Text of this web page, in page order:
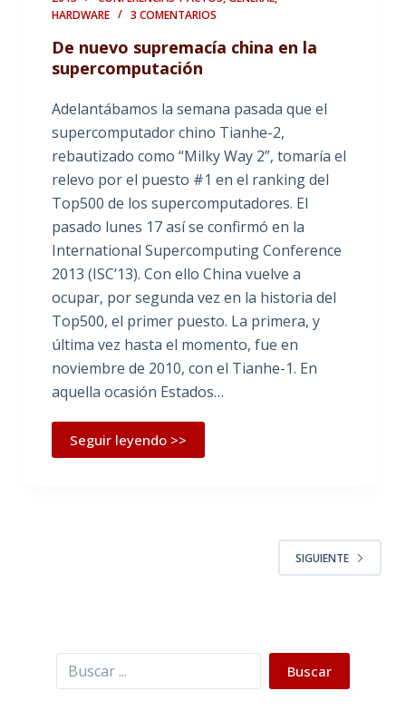
HARDWARE
3 COMENTARIOS
De nuevo supremacía china en la
supercomputación
Adelantábamos la semana pasada que el
supercomputador chino Tianhe-2,
rebautizado como “Milky Way 2”, tomaría el
relevo por el puesto #1 en el ranking del
Top500 de los supercomputadores. El
pasado lunes 17 así se confirmó en la
International Supercomputing Conference
2013 (ISC’13). Con ello China vuelve a
ocupar, por segunda vez en la historia del
Top500, el primer puesto. La primera, y
última vez hasta el momento, fue en
noviembre de 2010, con el Tianhe-1. En
aquella ocasión Estados…
Seguir leyendo >>
SIGUIENTE
Buscar Buscar